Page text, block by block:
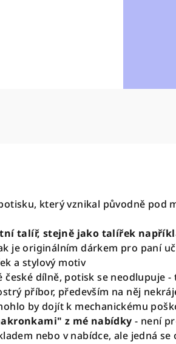
který vznikal původně pod
talíř, stejně jako talířek
je originálním dárkem pro paní
a stylový motiv
dílně, potisk se neodlupuje
příbor, především na něj
by dojít k mechanickému
z mé nabídky - není
nebo v nabídce, ale jedná